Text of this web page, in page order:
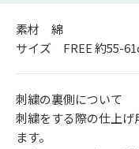
素材 綿
サイズ FREE 約55-
刺繍の裏側について
刺繍をする際の仕上
ます。